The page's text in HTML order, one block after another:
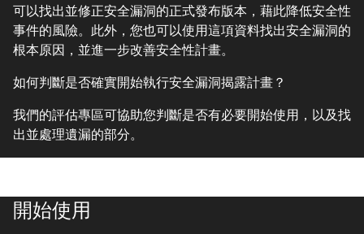
可以找出並修正安全漏洞的正式發布版本，藉此降低安全性
事件的風險。此外，您也可以使用這項資料找出安全漏洞的
根本原因，並進一步改善安全性計畫。
如何判斷是否確實開始執行安全漏洞揭露計畫？
我們的評估專區可協助您判斷是否有必要開始使用，以及找
出並處理遺漏的部分。
開始使用